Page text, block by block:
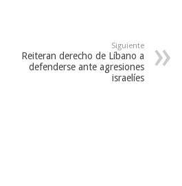
Siguiente
Reiteran derecho de Líbano a
defenderse ante agresiones
israelíes